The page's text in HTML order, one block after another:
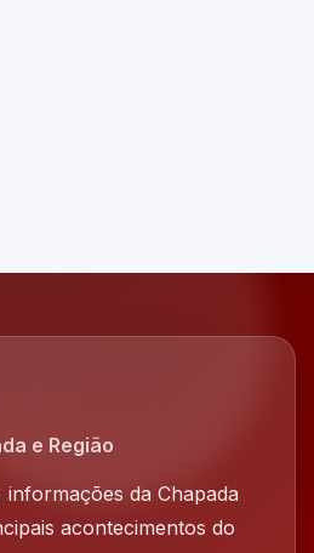
e Região
informações da Chapada
acontecimentos do